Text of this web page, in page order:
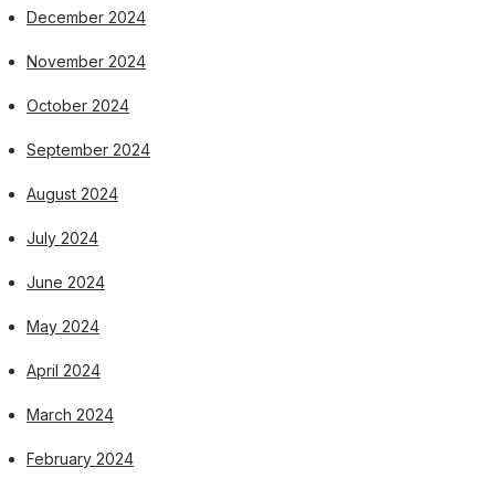
December 2024
November 2024
October 2024
September 2024
August 2024
July 2024
June 2024
May 2024
April 2024
March 2024
February 2024